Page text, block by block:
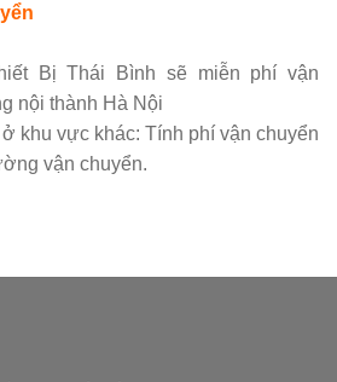
Bị Thái Bình sẽ miễn phí vận
nội thành Hà Nội
khu vực khác: Tính phí vận chuyển
vận chuyển.